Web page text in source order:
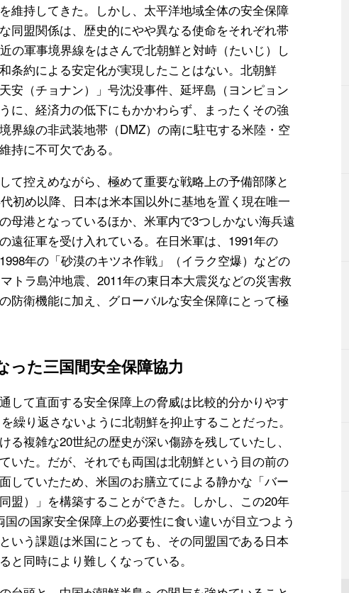
維持してきた。しかし、太平洋地域全体の安全保障
同盟関係は、歴史的にやや異なる使命をそれぞれ帯
の軍事境界線をはさんで北朝鮮と対峙（たいじ）し
条約による安定化が実現したことはない。北朝鮮
安（チョナン）」号沈没事件、延坪島（ヨンピョン
に、経済力の低下にもかかわらず、まったくその強
界線の非武装地帯（DMZ）の南に駐屯する米陸・空
持に不可欠である。
て控えめながら、極めて重要な戦略上の予備部隊と
初め以降、日本は米本国以外に基地を置く現在唯一
母港となっているほか、米軍内で3つしかない海兵遠
遠征軍を受け入れている。在日米軍は、1991年の
年の「砂漠のキツネ作戦」（イラク空爆）などの
トラ島沖地震、2011年の東日本大震災などの災害救
防衛機能に加え、グローバルな安全保障にとって極
った三国間安全保障協力
して直面する安全保障上の脅威は比較的分かりやす
繰り返さないように北朝鮮を抑止することだった。
る複雑な20世紀の歴史が深い傷跡を残していたし、
いた。だが、それでも両国は北朝鮮という目の前の
していたため、米国のお膳立てによる静かな「バー
盟）」を構築することができた。しかし、この20年
の国家安全保障上の必要性に食い違いが目立つよう
いう課題は米国にとっても、その同盟国である日本
と同時により難しくなっている。